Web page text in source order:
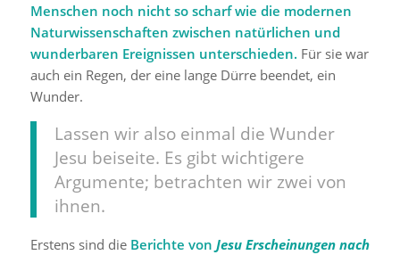
Menschen noch nicht so scharf wie die modernen
Naturwissenschaften zwischen natürlichen und
wunderbaren Ereignissen unterschieden. Für sie war
auch ein Regen, der eine lange Dürre beendet, ein
Wunder.
Lassen wir also einmal die Wunder
Jesu beiseite. Es gibt wichtigere
Argumente; betrachten wir zwei von
ihnen.
Erstens sind die Berichte von Jesu Erscheinungen nach